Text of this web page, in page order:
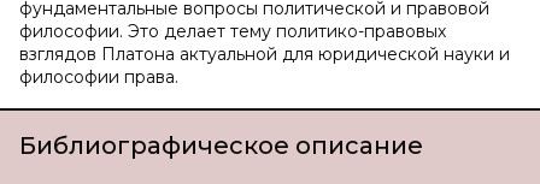
фундаментальные вопросы политической и правовой
философии. Это делает тему политико-правовых
взглядов Платона актуальной для юридической науки и
философии права.
Библиографическое описание